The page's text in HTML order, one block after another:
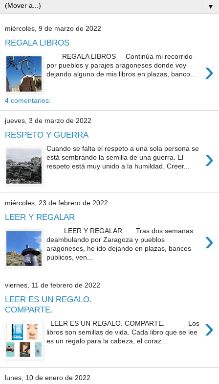
▼
miércoles, 9 de marzo de 2022
REGALA LIBROS
›
REGALA LIBROS Continúa mi recorrido
por pueblos y parajes aragoneses donde voy
dejando alguno de mis libros en plazas, banco...
4 comentarios:
jueves, 3 de marzo de 2022
RESPETO Y GUERRA
›
Cuando se falta el respeto a una sola persona se
está sembrando la semilla de una guerra. El
respeto está muy unido a la humildad. Creer...
miércoles, 23 de febrero de 2022
LEER Y REGALAR
›
LEER Y REGALAR. Tras dos semanas
deambulando por Zaragoza y pueblos
aragoneses, he ido dejando en plazas, bancos
públicos, ven...
viernes, 11 de febrero de 2022
LEER ES UN REGALO.
COMPARTE.
›
LEER ES UN REGALO. COMPARTE. Los
libros son semillas de vida. Cada libro que se lee
es un regalo para la cabeza, el coraz...
lunes, 10 de enero de 2022